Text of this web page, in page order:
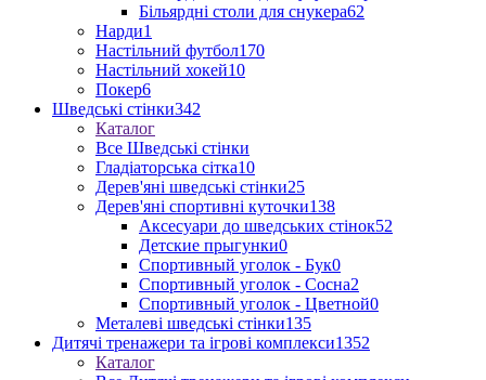
Більярдні столи для снукера62
Нарди1
Настільний футбол170
Настільний хокей10
Покер6
Шведські стінки342
Каталог
Все Шведські стінки
Гладіаторська сітка10
Дерев'яні шведські стінки25
Дерев'яні спортивні куточки138
Аксесуари до шведських стінок52
Детские прыгунки0
Спортивный уголок - Бук0
Спортивный уголок - Сосна2
Спортивный уголок - Цветной0
Металеві шведські стінки135
Дитячі тренажери та ігрові комплекси1352
Каталог